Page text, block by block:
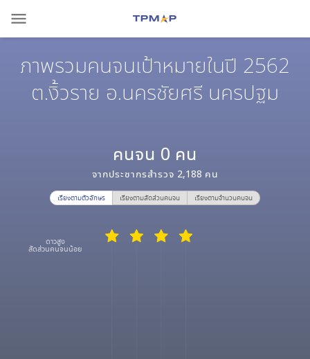
menu
ภาพรวมคนจนเป้าหมายในปี 2562
ต.งิ้วราย อ.นครชัยศรี นครปฐม
คนจน 0 คน
จากประชากรสำรวจ 2,188 คน
เรียงตามตัวอักษร เรียงตามสัดส่วนคนจน เรียงตามจำนวนคนจน
ดาวสูง
สัดส่วนคนจนน้อย